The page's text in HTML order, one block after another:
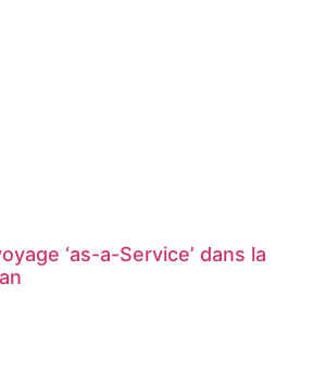
‘as-a-Service’ dans la